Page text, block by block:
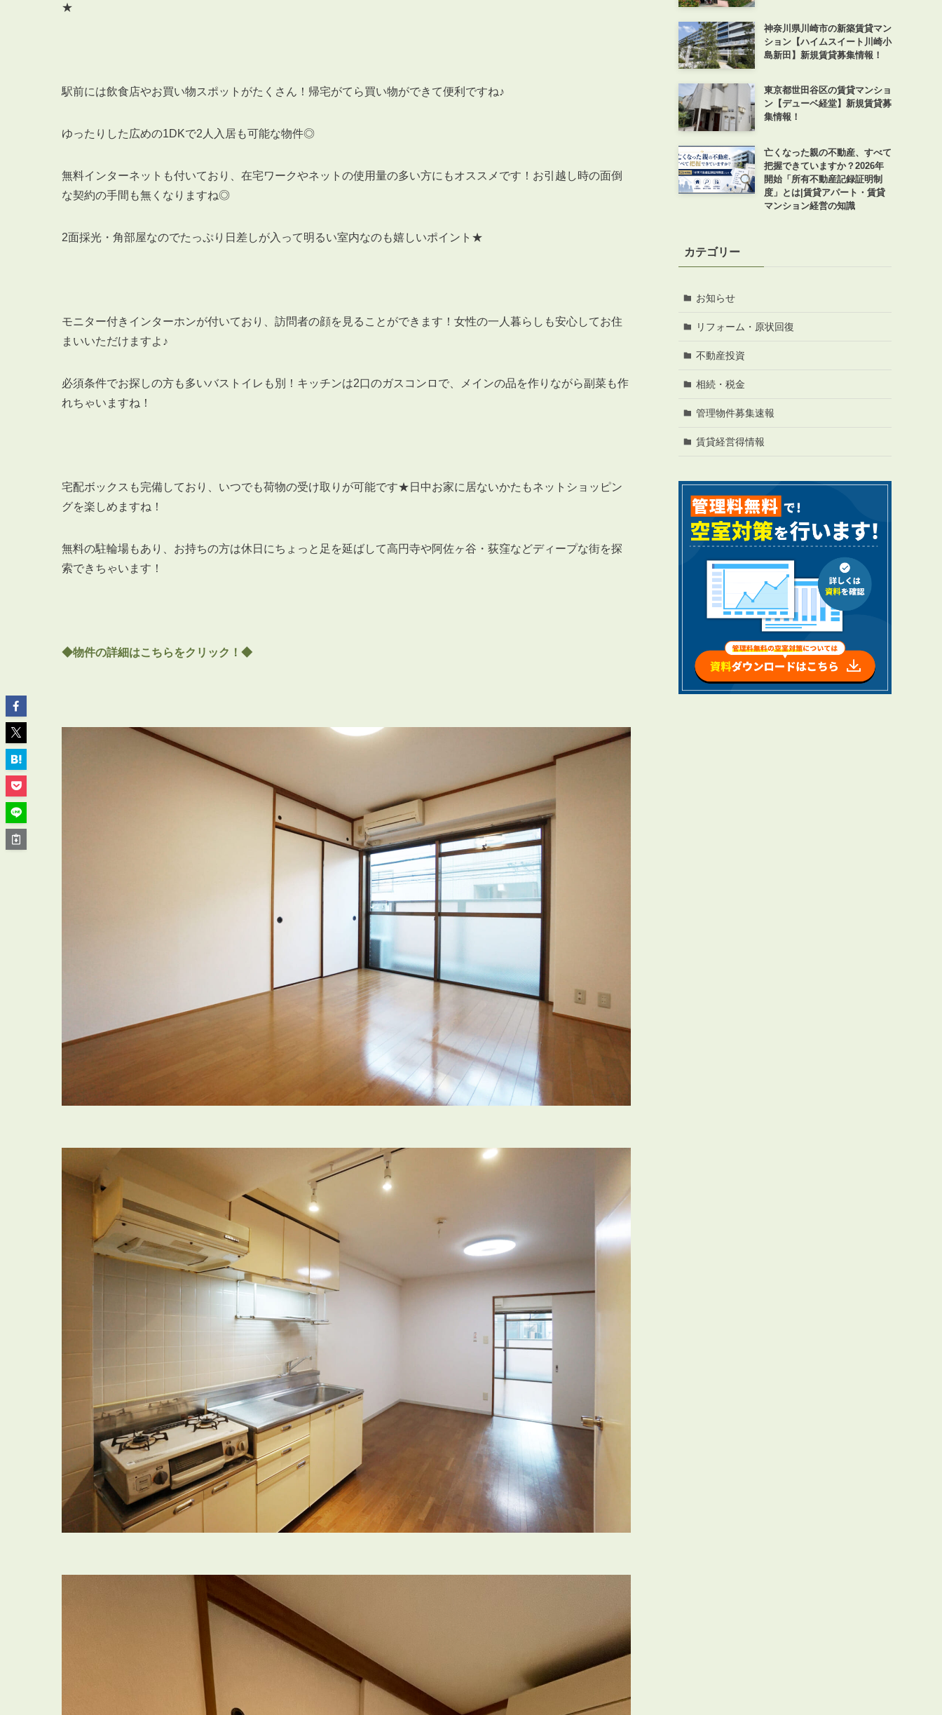
ABOUT
グループ会社紹介
3POINT RENTALアブレイズの賃貸管理
管理料無料について
４つの強み
報酬と独自の保証内容
手続きの流れ
賃料査定について
管理オーナー様限定サービス BROKER
賃貸仲介会社様向け物件検索ログイン
仲介業者向け・申込方法
申し込みから契約の流れ
お問い合わせ
03-6262-9556
※音声ガイダンス④を押してください。
【受付時間】10:00~19:00（定休日：水曜日）
管理のお問い合わせ
★
駅前には飲食店やお買い物スポットがたくさん！ 帰宅がてら買い物ができて便利ですね♪
ゆったりした広めの1DKで2人入居も可能な物件◎
無料インターネットも付いており、在宅ワークやネットの使用量の多い方にもオススメです！お引越し時の面倒
な契約の手間も無くなりますね◎
2面採光・角部屋なのでたっぷり日差しが入って明るい室内なのも嬉しいポイント★
モニター付きインターホンが付いており、訪問者の顔を見ることができます！女性の一人暮らしも安心してお住
まいいただけますよ♪
必須条件でお探しの方も多いバストイレも別！キッチンは2口のガスコンロで、メインの品を作りながら副菜も作
れちゃいますね！
宅配ボックスも完備しており、いつでも荷物の受け取りが可能です★日中お家に居ないかたもネットショッピン
グを楽しめますね！
無料の駐輪場もあり、お持ちの方は休日にちょっと足を延ばして高円寺や阿佐ヶ谷・荻窪などディープな街を探
索できちゃいます！
◆物件の詳細はこちらをクリック！◆
神奈川県川崎市の新築賃貸マン
ション【ハイムスイート川崎小
島新田】新規賃貸募集情報！
東京都世田谷区の賃貸マンショ
ン【デューベ経堂】新規賃貸募
集情報！
亡くなった親の不動産、すべて
把握できていますか？2026年
開始「所有不動産記録証明制
度」とは|賃貸アパート・賃貸
マンション経営の知識
カテゴリー
お知らせ
リフォーム・原状回復
不動産投資
相続・税金
管理物件募集速報
賃貸経営得情報